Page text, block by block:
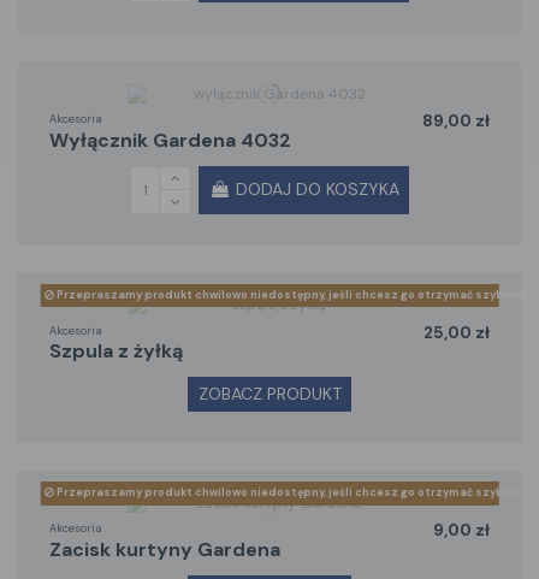
Akcesoria
wyłącznik Gardena 4032
89,00 zł
DODAJ DO KOSZYKA
Przepraszamy produkt chwilowo niedostępny, jeśli chcesz go otrzymać szybciej
Akcesoria
szpula z żyłką
25,00 zł
ZOBACZ PRODUKT
Przepraszamy produkt chwilowo niedostępny, jeśli chcesz go otrzymać szybciej
Akcesoria
zacisk kurtyny Gardena
9,00 zł